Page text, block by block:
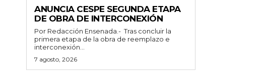
ANUNCIA CESPE SEGUNDA ETAPA
DE OBRA DE INTERCONEXIÓN
Por Redacción Ensenada.- Tras concluir la
primera etapa de la obra de reemplazo e
interconexión...
7 agosto, 2026